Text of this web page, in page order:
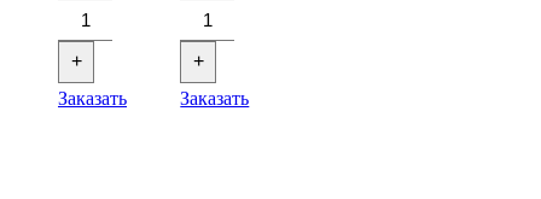
+
Заказать
+
Заказать